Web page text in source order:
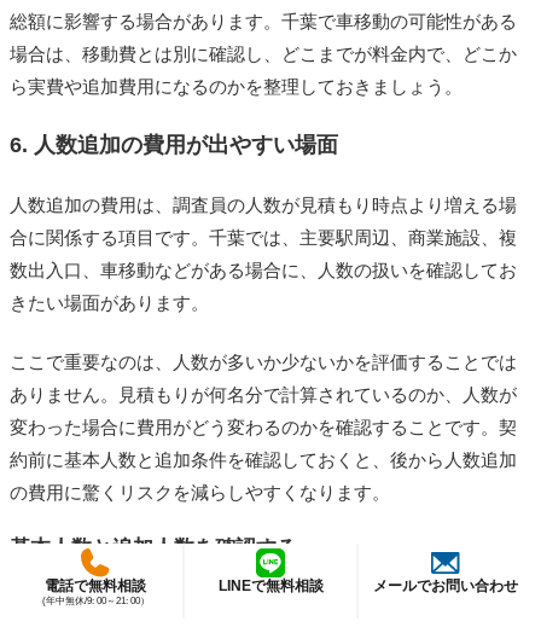
総額に影響する場合があります。千葉で車移動の可能性がある
場合は、移動費とは別に確認し、どこまでが料金内で、どこか
ら実費や追加費用になるのかを整理しておきましょう。
6. 人数追加の費用が出やすい場面
人数追加の費用は、調査員の人数が見積もり時点より増える場
合に関係する項目です。千葉では、主要駅周辺、商業施設、複
数出入口、車移動などがある場合に、人数の扱いを確認してお
きたい場面があります。
ここで重要なのは、人数が多いか少ないかを評価することでは
ありません。見積もりが何名分で計算されているのか、人数が
変わった場合に費用がどう変わるのかを確認することです。契
約前に基本人数と追加条件を確認しておくと、後から人数追加
の費用に驚くリスクを減らしやすくなります。
基本人数と追加人数を確認する
見積もりでは、基本料金に何名分が含まれているのか、追加人
電話で無料相談
(年中無休/9: 00～21: 00）
LINEで無料相談 メールでお問い合わせ